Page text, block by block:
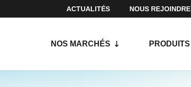
ACTUALITÉS NOUS REJOINDRE
NOS MARCHÉS PRODUITS